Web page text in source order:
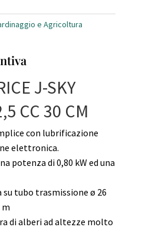
e Agricoltura
J-SKY
CC 30 CM
con lubrificazione
elettronica.
potenza di 0,80 kW ed una
tubo trasmissione ø 26
m
di alberi ad altezze molto